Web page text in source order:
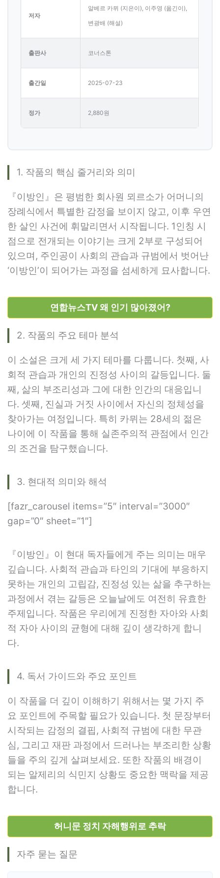
저자
알베르 카뮈 (지은이), 이주영 (옮긴이),
변광배 (해설)
출판사 코너스톤
출간일 2025-07-23
정가 2,880원
1. 작품의 핵심 줄거리와 의미
『이방인』은 평범한 회사원 뫼르소가 어머니의
장례식에서 특별한 감정을 보이지 않고, 이후 우연
한 살인 사건에 휘말리면서 시작됩니다. 1인칭 시
점으로 전개되는 이야기는 크게 2부로 구성되어
있으며, 주인공이 사회의 관습과 규범에서 벗어난
‘이방인’이 되어가는 과정을 섬세하게 묘사합니다.
연합뉴스TV 왜 인기 많아졌어?
2. 작품의 주요 테마 분석
이 소설은 크게 세 가지 테마를 다룹니다. 첫째, 사
회적 관습과 개인의 진정성 사이의 갈등입니다. 둘
째, 삶의 부조리성과 그에 대한 인간의 대응입니
다. 셋째, 진실과 거짓 사이에서 자신의 정체성을
찾아가는 여정입니다. 특히 카뮈는 28세의 젊은
나이에 이 작품을 통해 실존주의적 관점에서 인간
의 조건을 탐구했습니다.
3. 현대적 의미와 해석
[fazr_carousel items=”5″ interval=”3000″
gap=”0″ sheet=”1″]
『이방인』이 현대 독자들에게 주는 의미는 매우
깊습니다. 사회적 관습과 타인의 기대에 부응하지
못하는 개인의 고립감, 진정성 있는 삶을 추구하는
과정에서 겪는 갈등은 오늘날에도 여전히 유효한
주제입니다. 작품은 우리에게 진정한 자아와 사회
적 자아 사이의 균형에 대해 깊이 생각하게 합니
다.
4. 독서 가이드와 주요 포인트
이 작품을 더 깊이 이해하기 위해서는 몇 가지 주
요 포인트에 주목할 필요가 있습니다. 첫 문장부터
시작되는 감정의 결핍, 사회적 규범에 대한 무관
심, 그리고 재판 과정에서 드러나는 부조리한 상황
들을 주의 깊게 살펴보세요. 또한 작품의 배경이
되는 알제리의 식민지 상황도 중요한 맥락을 제공
합니다.
허니문 정치 자해행위로 추락
자주 묻는 질문